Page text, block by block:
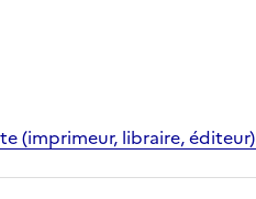
(imprimeur, libraire, éditeur)